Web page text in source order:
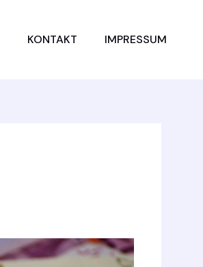
KONTAKT IMPRESSUM